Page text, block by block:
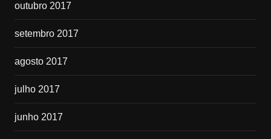
outubro 2017
setembro 2017
agosto 2017
julho 2017
junho 2017